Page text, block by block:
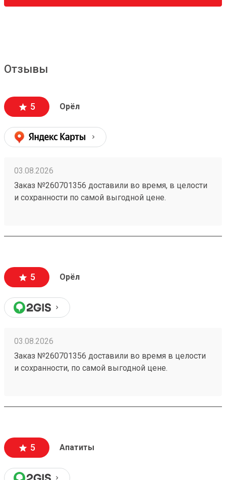
Отзывы
5 Орёл
03.08.2026
Заказ №260701356 доставили во время, в целости
и сохранности по самой выгодной цене.
5 Орёл
03.08.2026
Заказ №260701356 доставили во время в целости
и сохранности, по самой выгодной цене.
5 Апатиты